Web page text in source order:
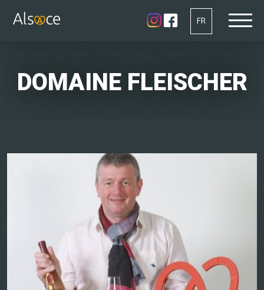
FR
DOMAINE FLEISCHER